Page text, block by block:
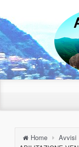
Home Avvisi